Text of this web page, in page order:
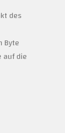
des
Byte
auf die